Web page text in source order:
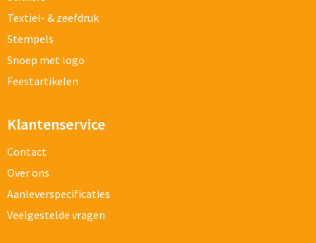
Textiel- & zeefdruk
Stempels
Snoep met logo
Feestartikelen
Klantenservice
Contact
Over ons
Aanleverspecificaties
Veelgestelde vragen